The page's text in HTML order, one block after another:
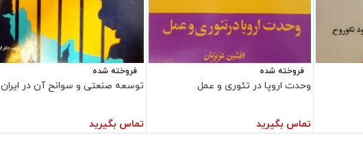
فروخته شده
وحدت اروپا در تئوری و عمل
تماس بگیرید
فروخته شده
توسعه صنعتی و سوانح آن در ایران
تماس بگیرید